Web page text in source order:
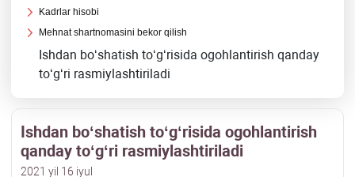
Kadrlar hisobi
Mehnat shartnomasini bekor qilish
Ishdan boʻshatish toʻgʻrisida ogohlantirish qanday
toʻgʻri rasmiylashtiriladi
Ishdan boʻshatish toʻgʻrisida ogohlantirish
qanday toʻgʻri rasmiylashtiriladi
2021 yil 16 iyul